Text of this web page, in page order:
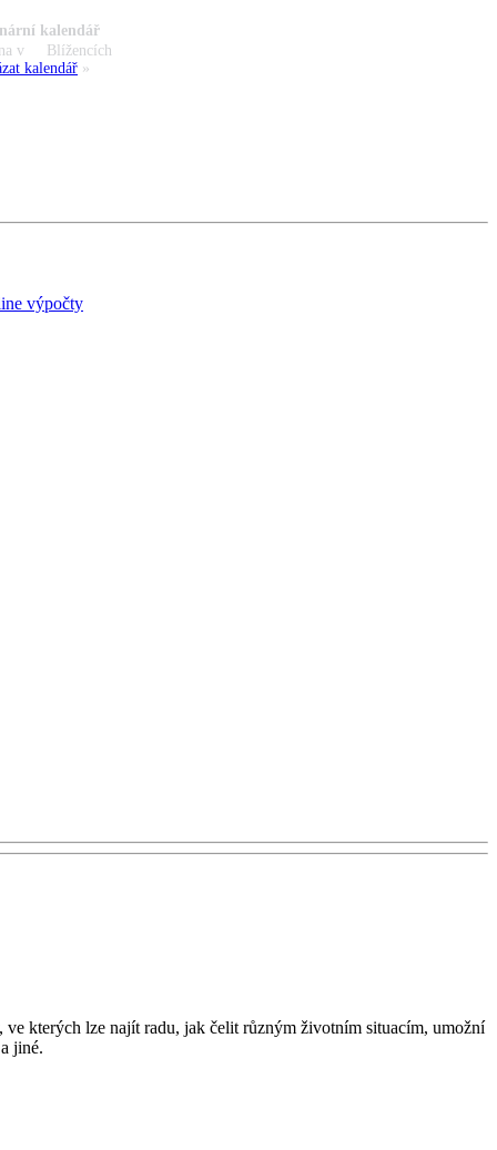
výpočty
kterých lze najít radu, jak čelit různým životním situacím, umožní
jiné.
kalendář
v
Blížencích
kalendář »